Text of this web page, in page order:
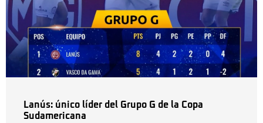
Lanús: único líder del Grupo G de la Copa
Sudamericana